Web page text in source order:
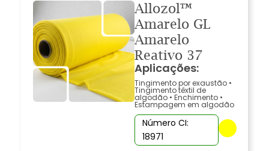
Allozol™
Amarelo GL
Amarelo
Reativo 37
Aplicações:
Tingimento por exaustão •
Tingimento têxtil de
algodão • Enchimento •
Estampagem em algodão
Número CI:
18971